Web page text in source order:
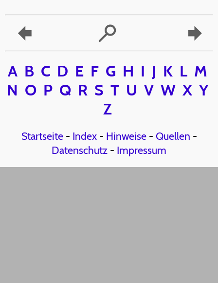
A B C D E F G H I J K L M
N O P Q R S T U V W X Y
Z
Startseite- Index- Hinweise- Quellen -
Datenschutz - Impressum